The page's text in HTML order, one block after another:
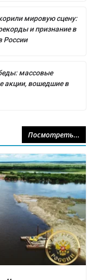
мировую сцену:
и признание в
России
массовые
акции, вошедшие в
Посмотреть...